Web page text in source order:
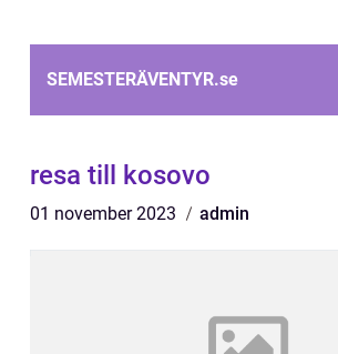
SEMESTERÄVENTYR.se
resa till kosovo
01 november 2023 admin